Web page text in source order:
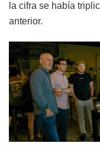
la cifra se había
anterior.